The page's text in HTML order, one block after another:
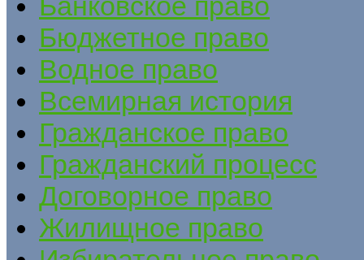
Бюджетное право
Водное право
Всемирная история
Гражданское право
Гражданский процесс
Договорное право
Жилищное право